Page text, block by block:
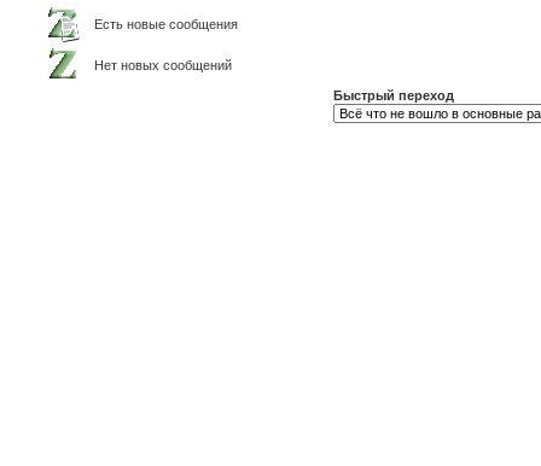
Есть новые сообщения
Нет новых сообщений
Быстрый переход